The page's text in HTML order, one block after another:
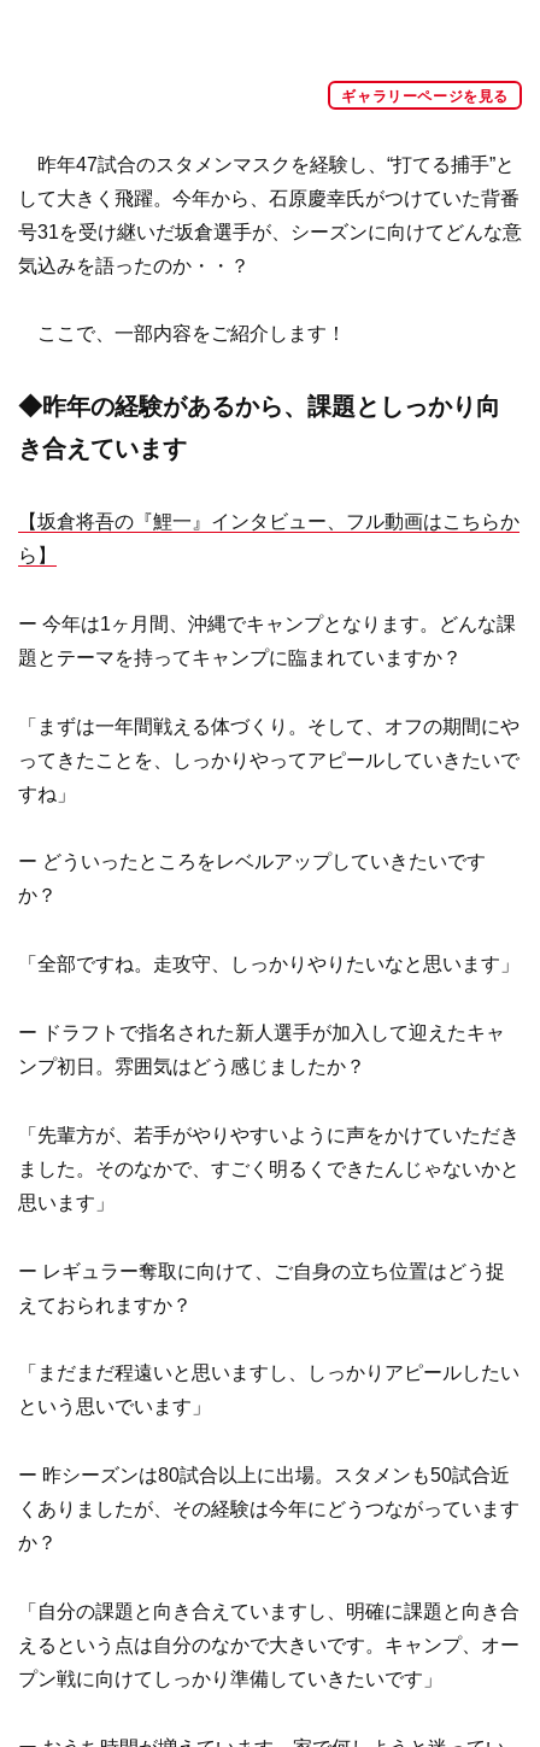
ギャラリーページを見る
昨年47試合のスタメンマスクを経験し、“打てる捕手”と
して大きく飛躍。今年から、石原慶幸氏がつけていた背番
号31を受け継いだ坂倉選手が、シーズンに向けてどんな意
気込みを語ったのか・・？
ここで、一部内容をご紹介します！
◆昨年の経験があるから、課題としっかり向
き合えています
【坂倉将吾の『鯉一』インタビュー、フル動画はこちらか
ら】
ー 今年は1ヶ月間、沖縄でキャンプとなります。どんな課
題とテーマを持ってキャンプに臨まれていますか？
「まずは一年間戦える体づくり。そして、オフの期間にや
ってきたことを、しっかりやってアピールしていきたいで
すね」
ー どういったところをレベルアップしていきたいです
か？
「全部ですね。走攻守、しっかりやりたいなと思います」
ー ドラフトで指名された新人選手が加入して迎えたキャ
ンプ初日。雰囲気はどう感じましたか？
「先輩方が、若手がやりやすいように声をかけていただき
ました。そのなかで、すごく明るくできたんじゃないかと
思います」
ー レギュラー奪取に向けて、ご自身の立ち位置はどう捉
えておられますか？
「まだまだ程遠いと思いますし、しっかりアピールしたい
という思いでいます」
ー 昨シーズンは80試合以上に出場。スタメンも50試合近
くありましたが、その経験は今年にどうつながっています
か？
「自分の課題と向き合えていますし、明確に課題と向き合
えるという点は自分のなかで大きいです。キャンプ、オー
プン戦に向けてしっかり準備していきたいです」